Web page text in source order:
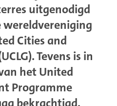
uitgenodigd
wereldvereniging
Cities and
Tevens is in
het United
Programme